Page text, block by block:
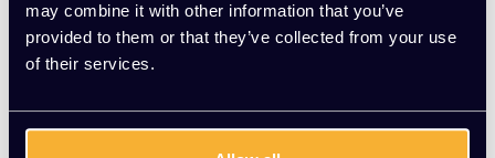
may combine it with other information that you’ve
provided to them or that they’ve collected from your use
of their services.
Vraag jouw persoonlijke aanbieding aan
Vrijblijvende offerte